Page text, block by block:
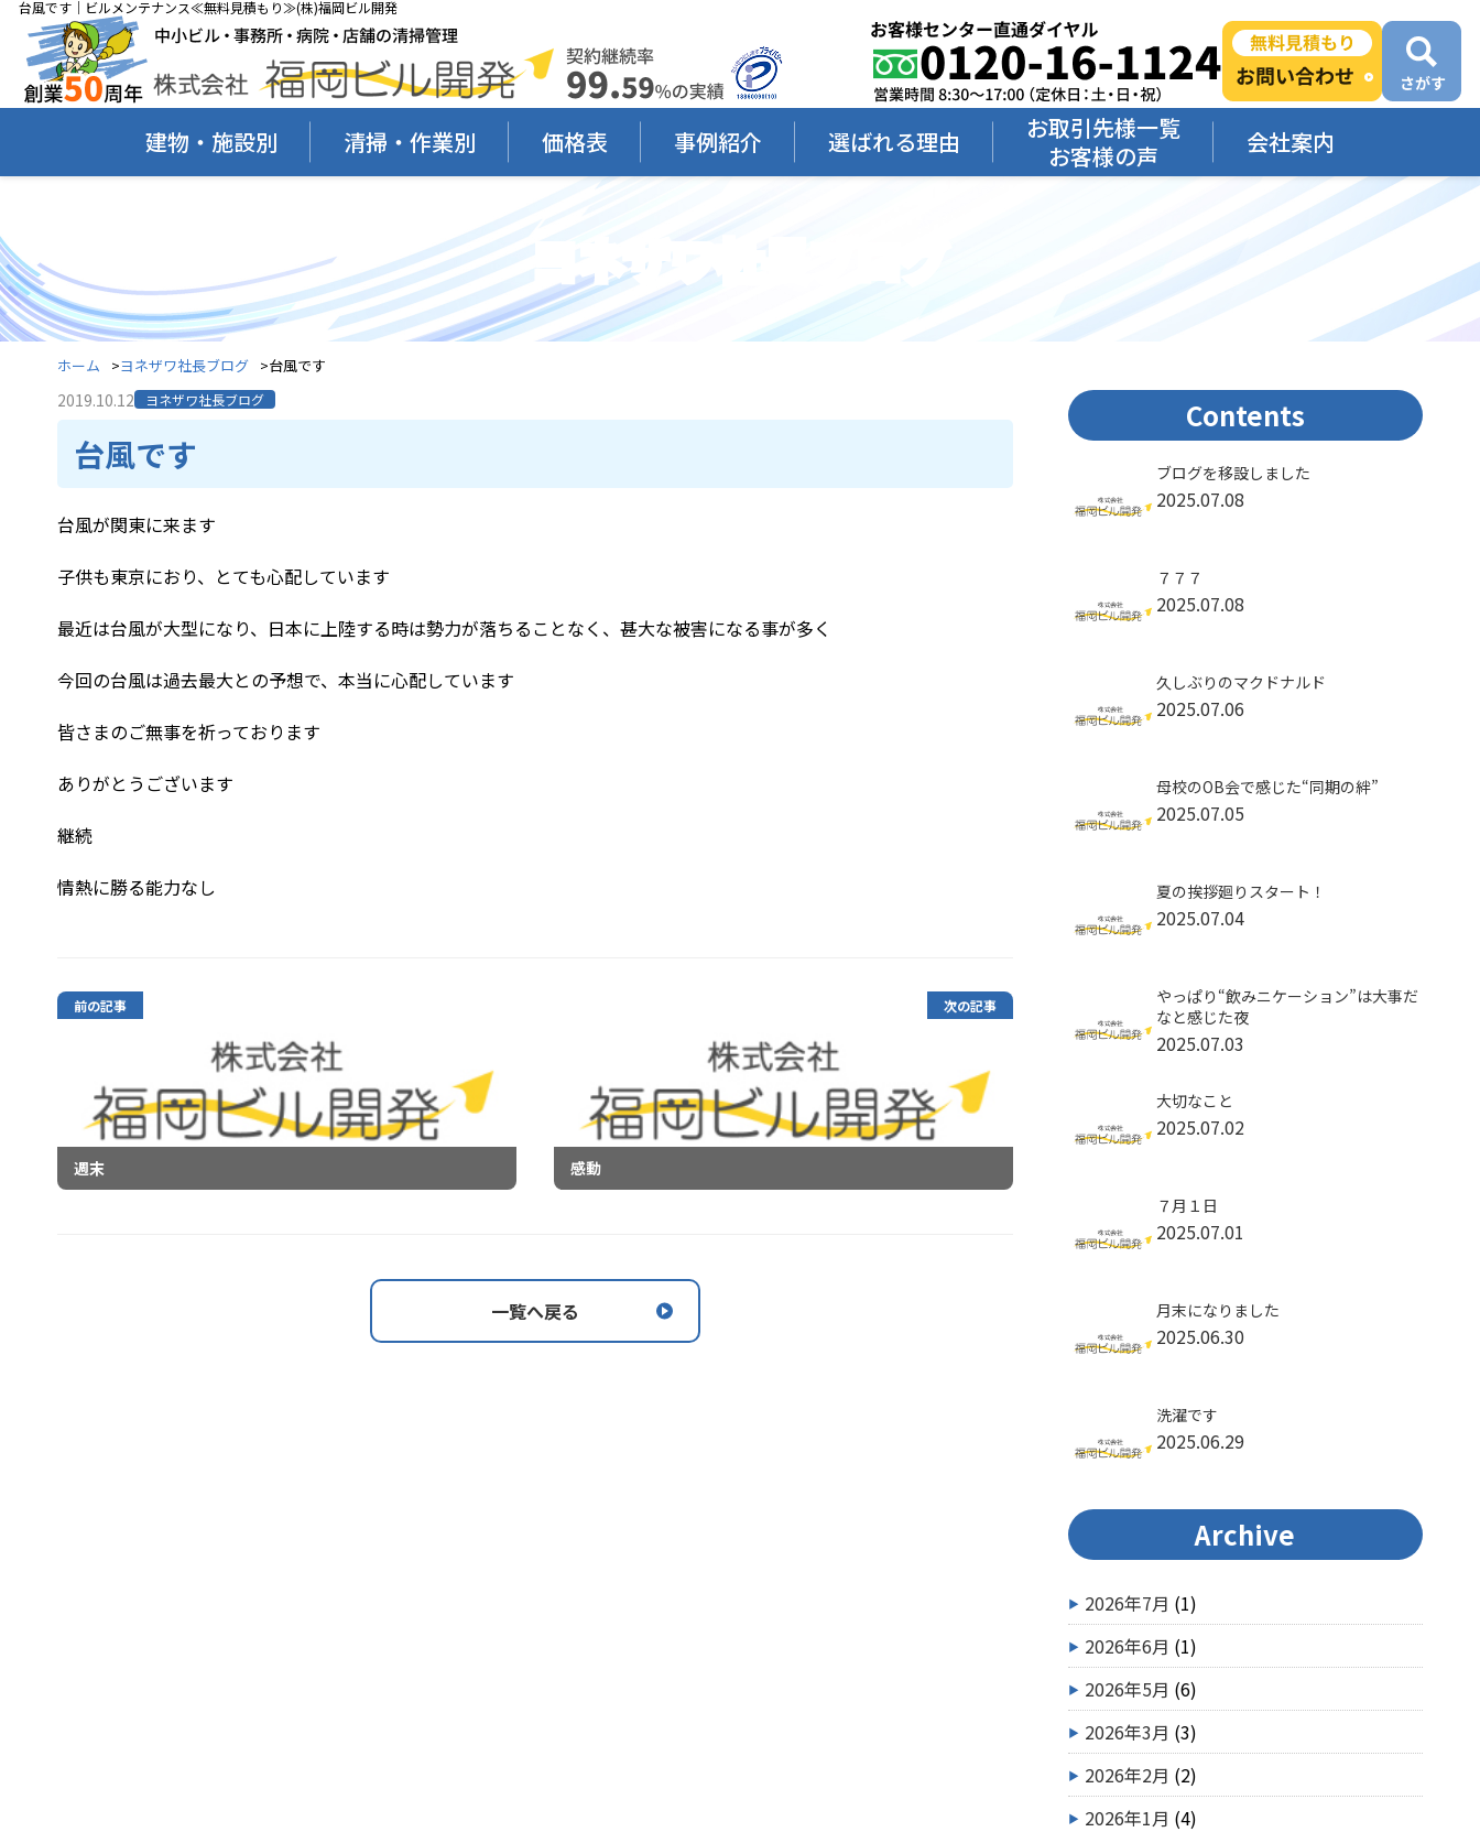
台風です｜ビルメンテナンス≪無料見積もり≫(株)福岡ビル開発
建物・施設別 清掃・作業別 価格表 事例紹介 選ばれる理由
お取引先様一覧
お客様の声
会社案内
ヨネザワ社長ブログ
ホーム ヨネザワ社長ブログ 台風です
2019.10.12 ヨネザワ社長ブログ
台風です
台風が関東に来ます
子供も東京におり、とても心配しています
最近は台風が大型になり、日本に上陸する時は勢力が落ちることなく、甚大な被害になる事が多く
今回の台風は過去最大との予想で、本当に心配しています
皆さまのご無事を祈っております
ありがとうございます
継続
情熱に勝る能力なし
前の記事
週末
次の記事
感動
一覧へ戻る
Contents
ブログを移設しました
2025.07.08
７７７
2025.07.08
久しぶりのマクドナルド
2025.07.06
母校のOB会で感じた“同期の絆”
2025.07.05
夏の挨拶廻りスタート！
2025.07.04
やっぱり“飲みニケーション”は大事だ
なと感じた夜
2025.07.03
大切なこと
2025.07.02
７月１日
2025.07.01
月末になりました
2025.06.30
洗濯です
2025.06.29
Archive
2026年7月 (1)
2026年6月 (1)
2026年5月 (6)
2026年3月 (3)
2026年2月 (2)
2026年1月 (4)